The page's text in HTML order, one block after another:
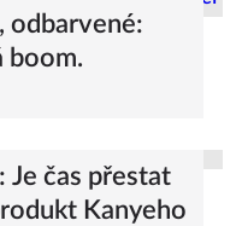
odbarvené:
boom.
Je čas přestat
Kanyeho